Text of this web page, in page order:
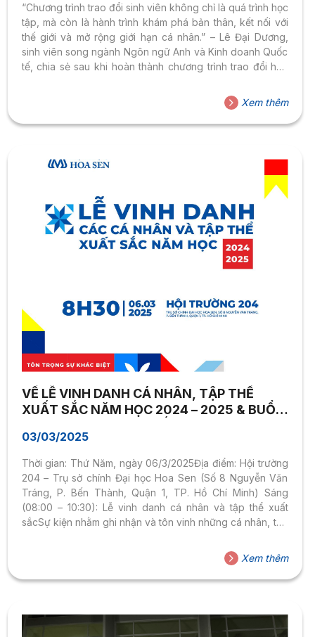
“Chương trình trao đổi sinh viên không chỉ là quá trình học
tập, mà còn là hành trình khám phá bản thân, kết nối với
thế giới và mở rộng giới hạn cá nhân.” – Lê Đại Dương,
sinh viên song ngành Ngôn ngữ Anh và Kinh doanh Quốc
tế, chia sẻ sau khi hoàn thành chương trình trao đổi học
sinh viên quốc tế mang lại nhiều lợi ích quan trọng, đặc
biệt đối với sinh viên ngành Ngôn ngữ. Thứ nhất, việc học
tập trong môi trường quốc...
Xem thêm
VỀ LỄ VINH DANH CÁ NHÂN, TẬP THỂ
XUẤT SẮC NĂM HỌC 2024 – 2025 & BUỔI
03/03/2025
Thời gian: Thứ Năm, ngày 06/3/2025Địa điểm: Hội trường
204 – Trụ sở chính Đại học Hoa Sen (Số 8 Nguyễn Văn
Tráng, P. Bến Thành, Quận 1, TP. Hồ Chí Minh) Sáng
(08:00 – 10:30): Lễ vinh danh cá nhân và tập thể xuất
sắcSự kiện nhằm ghi nhận và tôn vinh những cá nhân, tập
là dịp để giảng viên, sinh viên cùng nhìn lại những thành
tựu đáng tự hào, giao lưu, học hỏi từ những tấm gương
tiêu biểu, đồng thời tạo động...
Xem thêm